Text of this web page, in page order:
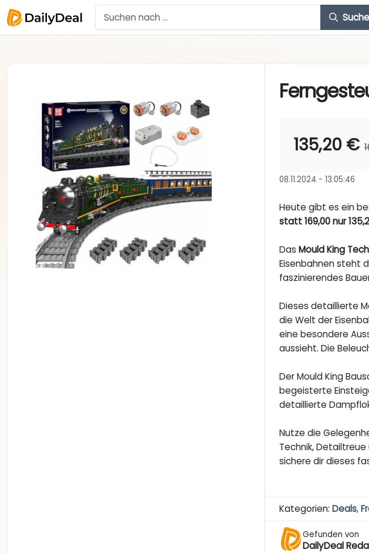
135,20 €
08.11.2024 - 13:05:46
Heute gibt es ein
statt 169,00 nur
DasMould King
Eisenbahnen steht
faszinierendes
Dieses detaillierte
die Welt der
eine besondere
aussieht. Die
Der Mould King
begeisterte
detaillierte
Nutze die
Technik,
sichere dir dieses
Kategorien:Deals,
Gefunden von
DailyDeal